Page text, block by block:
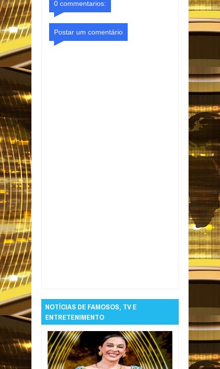
0 commentarios:
Postar um comentário
NOTÍCIAS DE FAMOSOS, TV E
ENTRETENIMENTO